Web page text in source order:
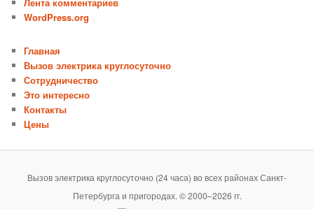
WordPress.org
Главная
Вызов электрика круглосуточно
Сотрудничество
Это интересно
Контакты
Цены
Вызов электрика круглосуточно (24 часа) во всех районах Санкт-
Петербурга и пригородах. © 2000–2026 гг.